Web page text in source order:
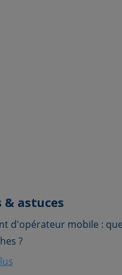
& astuces
d'opérateur mobile :
?